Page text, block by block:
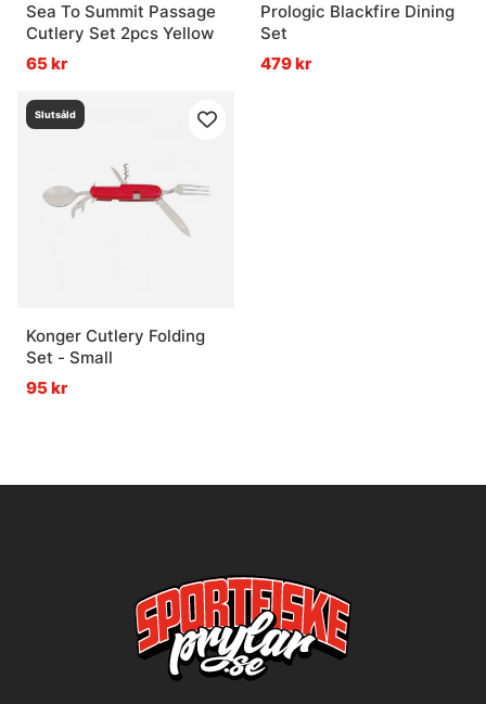
Sea To Summit Passage
Cutlery Set 2pcs Yellow
65 kr
Prologic Blackfire Dining
Set
479 kr
Slutsåld
Konger Cutlery Folding
Set - Small
95 kr